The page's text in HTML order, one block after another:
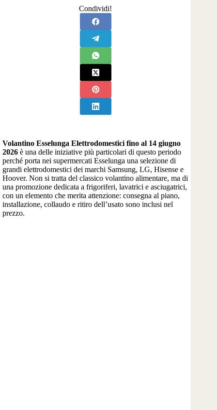
Condividi!
Volantino Esselunga Elettrodomestici fino al 14 giugno
2026 è una delle iniziative più particolari di questo periodo
perché porta nei supermercati Esselunga una selezione di
grandi elettrodomestici dei marchi Samsung, LG, Hisense e
Hoover. Non si tratta del classico volantino alimentare, ma di
una promozione dedicata a frigoriferi, lavatrici e asciugatrici,
con un elemento che merita attenzione: consegna al piano,
installazione, collaudo e ritiro dell’usato sono inclusi nel
prezzo.